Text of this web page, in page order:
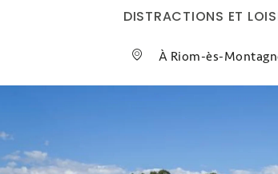
DISTRACTIONS ET
À Riom-ès-